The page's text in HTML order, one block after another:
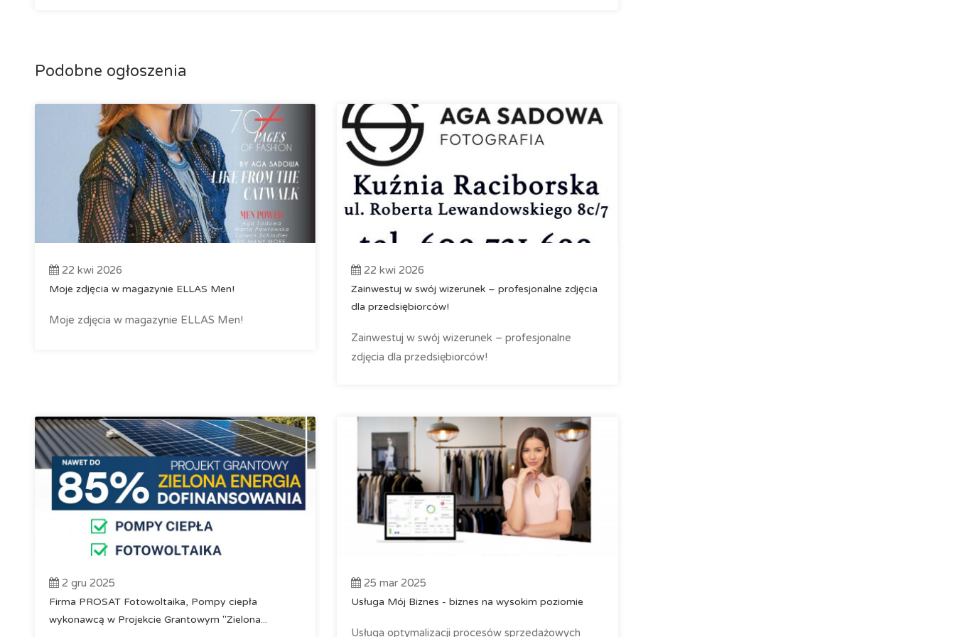
Podobne ogłoszenia
22 kwi 2026
Moje zdjęcia w magazynie ELLAS Men!
Moje zdjęcia w magazynie ELLAS Men!
22 kwi 2026
Zainwestuj w swój wizerunek – profesjonalne zdjęcia
dla przedsiębiorców!
Zainwestuj w swój wizerunek – profesjonalne
zdjęcia dla przedsiębiorców!
2 gru 2025
Firma PROSAT Fotowoltaika, Pompy ciepła
wykonawcą w Projekcie Grantowym "Zielona...
25 mar 2025
Usługa Mój Biznes - biznes na wysokim poziomie
Usługa optymalizacji procesów sprzedażowych